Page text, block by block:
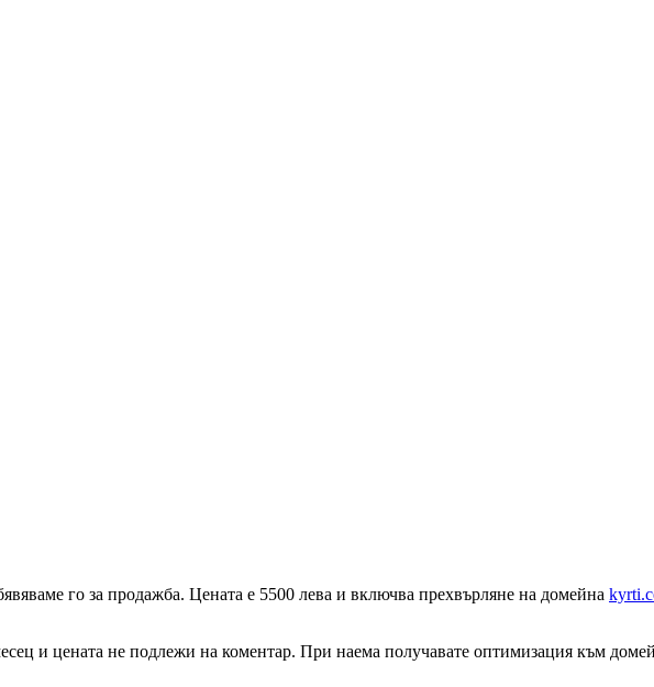
го за продажба. Цената е 5500 лева и включва прехвърляне на домейна
и цената не подлежи на коментар. При наема получавате оптимизация към